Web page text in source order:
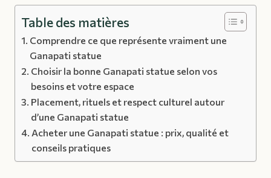
Table des matières
Comprendre ce que représente vraiment une
Ganapati statue
Choisir la bonne Ganapati statue selon vos
besoins et votre espace
Placement, rituels et respect culturel autour
d’une Ganapati statue
Acheter une Ganapati statue : prix, qualité et
conseils pratiques